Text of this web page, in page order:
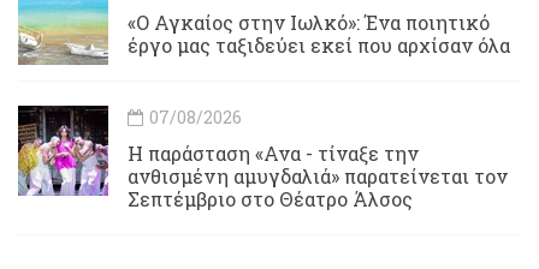
«Ο Αγκαίος στην Ιωλκό»: Ένα ποιητικό
έργο μας ταξιδεύει εκεί που αρχίσαν όλα
07/08/2026
Η παράσταση «Ανα - τίναξε την
ανθισμένη αμυγδαλιά» παρατείνεται τον
Σεπτέμβριο στο Θέατρο Άλσος